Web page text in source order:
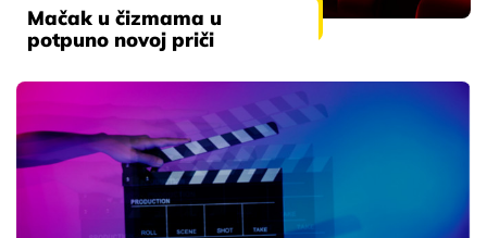
Mačak u čizmama u
potpuno novoj priči